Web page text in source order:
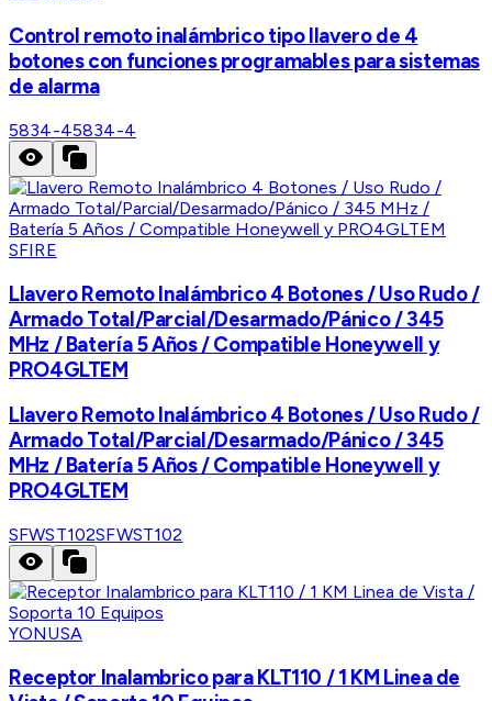
Control remoto inalámbrico tipo llavero de 4
botones con funciones programables para sistemas
de alarma
5834-45834-4
SFIRE
Llavero Remoto Inalámbrico 4 Botones / Uso Rudo /
Armado Total/Parcial/Desarmado/Pánico / 345
MHz / Batería 5 Años / Compatible Honeywell y
PRO4GLTEM
Llavero Remoto Inalámbrico 4 Botones / Uso Rudo /
Armado Total/Parcial/Desarmado/Pánico / 345
MHz / Batería 5 Años / Compatible Honeywell y
PRO4GLTEM
SFWST102SFWST102
YONUSA
Receptor Inalambrico para KLT110 / 1 KM Linea de